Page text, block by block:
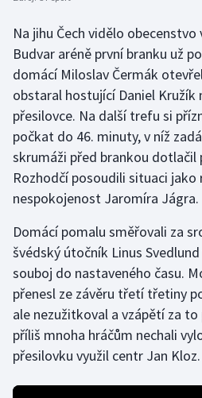
Stolní tenis
Triatlon
Veslování
Vodní slalom
Volejbal
Ostatní
Na jihu Čech vidělo obecenstvo
Budvar aréně první branku už
domácí Miloslav Čermák
obstaral hostující Daniel Kružík
přesilovce. Na další trefu si
počkat do 46. minuty, v níž
skrumáži před brankou dotlačil
Rozhodčí posoudili situaci jako
nespokojenost Jaromíra Jágra.
Domácí pomalu směřovali za
švédský útočník Linus
souboj do nastaveného času.
přenesl ze závěru třetí třetiny
ale nezužitkoval a vzápětí za
příliš mnoha hráčům nechali
přesilovku využil centr Jan Kloz.